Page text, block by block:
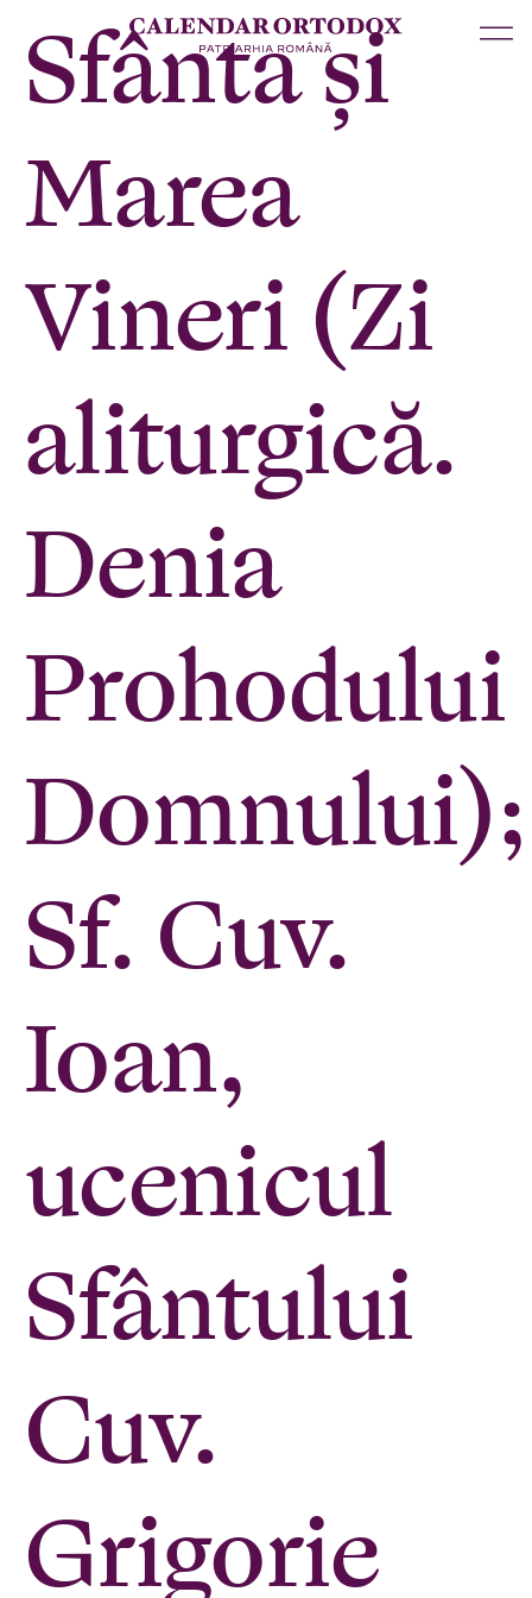
Sfânta și
Marea
Vineri (Zi
aliturgică.
Denia
Prohodului
Domnului);
Sf. Cuv.
Ioan,
ucenicul
Sfântului
Cuv.
Grigorie